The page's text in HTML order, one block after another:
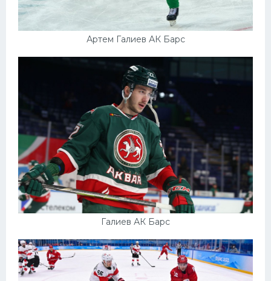
Артем Галиев АК Барс
Галиев АК Барс